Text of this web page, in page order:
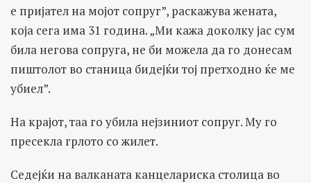
е пријател на мојот сопруг”, раскажува жената,
која сега има 31 година. „Ми кажа доколку јас сум
била негова сопруга, не би можела да го донесам
пиштолот во станица бидејќи тој претходно ќе ме
убиел”.
На крајот, таа го убила нејзиниот сопруг. Му го
пресекла грлото со жилет.
Седејќи на валканата канцелариска столица во